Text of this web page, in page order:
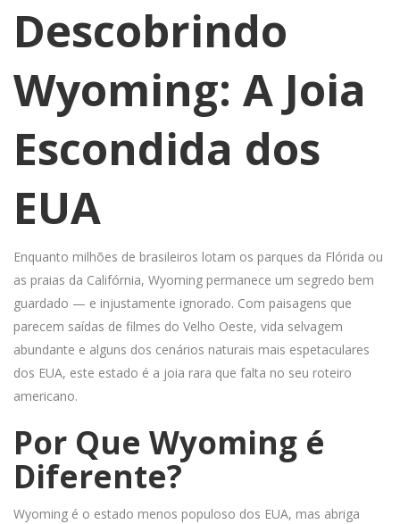
Descobrindo
Wyoming: A Joia
Escondida dos
EUA
Enquanto milhões de brasileiros lotam os parques da Flórida ou
as praias da Califórnia, Wyoming permanece um segredo bem
guardado — e injustamente ignorado. Com paisagens que
parecem saídas de filmes do Velho Oeste, vida selvagem
abundante e alguns dos cenários naturais mais espetaculares
dos EUA, este estado é a joia rara que falta no seu roteiro
americano.
Por Que Wyoming é
Diferente?
Wyoming é o estado menos populoso dos EUA, mas abriga